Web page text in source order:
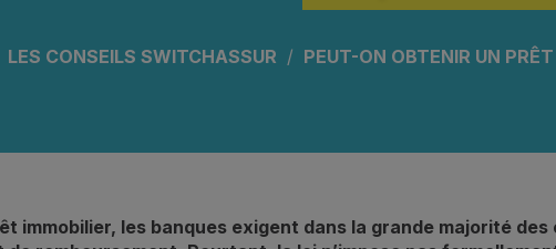
LES CONSEILS SWITCHASSUR PEUT-ON OBTENIR UN
immobilier, les banques exigent dans la grande majorité